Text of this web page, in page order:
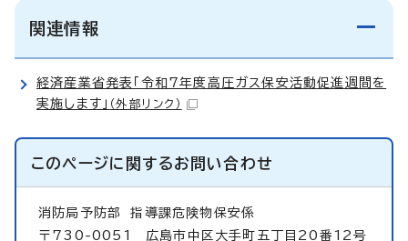
関連情報
経済産業省発表「令和7年度高圧ガス保安活動促進週間を
実施します」 （外部リンク）
このページに関するお問い合わせ
消防局予防部指導課危険物保安係
〒730-0051 広島市中区大手町五丁目20番12号